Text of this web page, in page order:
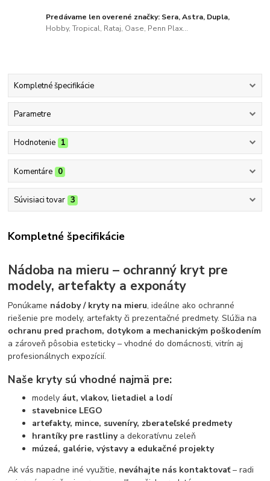
Predávame len overené značky: Sera, Astra, Dupla,
Hobby, Tropical, Rataj, Oase, Penn Plax...
Kompletné špecifikácie
Parametre
Hodnotenie 1
Komentáre 0
Súvisiaci tovar 3
Kompletné špecifikácie
Nádoba na mieru – ochranný kryt pre
modely, artefakty a exponáty
Ponúkame nádoby / kryty na mieru, ideálne ako ochranné
riešenie pre modely, artefakty či prezentačné predmety. Slúžia na
ochranu pred prachom, dotykom a mechanickým poškodením
a zároveň pôsobia esteticky – vhodné do domácnosti, vitrín aj
profesionálnych expozícií.
Naše kryty sú vhodné najmä pre:
modely áut, vlakov, lietadiel a lodí
stavebnice LEGO
artefakty, mince, suveníry, zberateľské predmety
hrantíky pre rastlinya dekoratívnu zeleň
múzeá, galérie, výstavy a edukačné projekty
Ak vás napadne iné využitie, neváhajte nás kontaktovať– radi